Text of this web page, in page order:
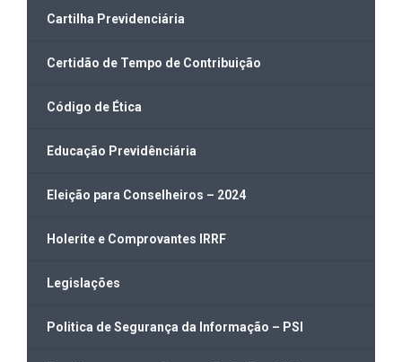
Cartilha Previdenciária
Certidão de Tempo de Contribuição
Código de Ética
Educação Previdênciária
Eleição para Conselheiros – 2024
Holerite e Comprovantes IRRF
Legislações
Politica de Segurança da Informação – PSI